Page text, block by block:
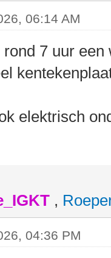
06:14 AM
7 uur
elektrisch
,
04:36 PM